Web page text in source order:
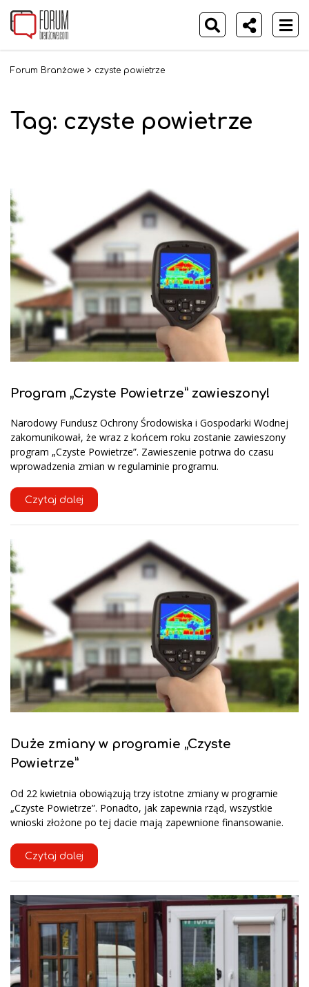
Forum Branżowe > czyste powietrze
Tag: czyste powietrze
Program „Czyste Powietrze” zawieszony!
Narodowy Fundusz Ochrony Środowiska i Gospodarki Wodnej
zakomunikował, że wraz z końcem roku zostanie zawieszony
program „Czyste Powietrze”. Zawieszenie potrwa do czasu
wprowadzenia zmian w regulaminie programu.
Czytaj dalej
Duże zmiany w programie „Czyste
Powietrze”
Od 22 kwietnia obowiązują trzy istotne zmiany w programie
„Czyste Powietrze”. Ponadto, jak zapewnia rząd, wszystkie
wnioski złożone po tej dacie mają zapewnione finansowanie.
Czytaj dalej